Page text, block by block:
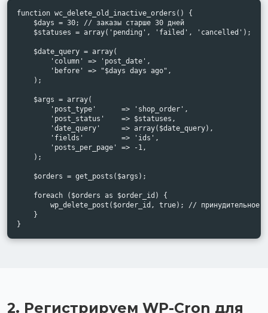
function wc_delete_old_inactive_orders() {
    $days = 30; // заказы старше 30 дней
    $statuses = array('pending', 'failed', 'cancelled');
    $date_query = array(
        'column' => 'post_date',
        'before' => "$days days ago",
    );
    $args = array(
        'post_type'      => 'shop_order',
        'post_status'    => $statuses,
        'date_query'     => array($date_query),
        'fields'         => 'ids',
        'posts_per_page' => -1,
    );
    $orders = get_posts($args);
    foreach ($orders as $order_id) {
wp_delete_post($order_id, true); // принудительное
    }
}
2. Регистрируем WP-Cron для